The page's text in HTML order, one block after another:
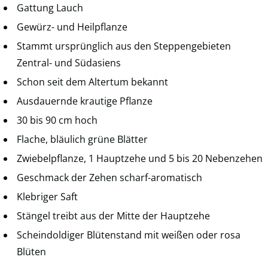
Gattung Lauch
Gewürz- und Heilpflanze
Stammt ursprünglich aus den Steppengebieten
Zentral- und Südasiens
Schon seit dem Altertum bekannt
Ausdauernde krautige Pflanze
30 bis 90 cm hoch
Flache, bläulich grüne Blätter
Zwiebelpflanze, 1 Hauptzehe und 5 bis 20 Nebenzehen
Geschmack der Zehen scharf-aromatisch
Klebriger Saft
Stängel treibt aus der Mitte der Hauptzehe
Scheindoldiger Blütenstand mit weißen oder rosa
Blüten